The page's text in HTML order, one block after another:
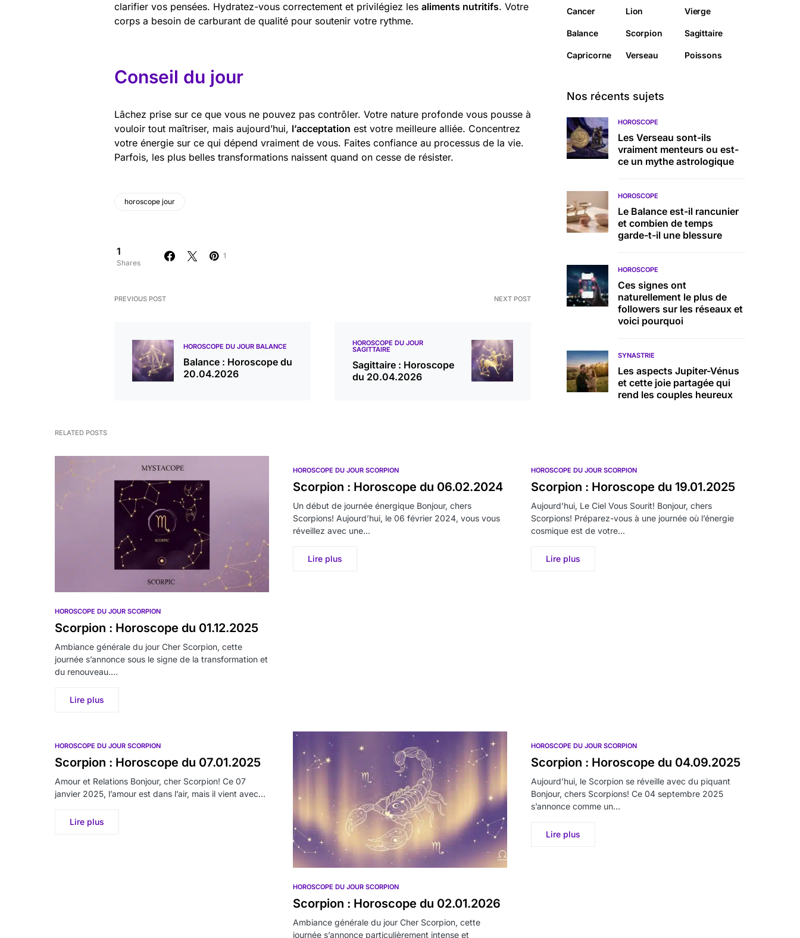
clarifier vos pensées. Hydratez-vous correctement et privilégiez les aliments nutritifs. Votre
corps a besoin de carburant de qualité pour soutenir votre rythme.
Conseil du jour
Lâchez prise sur ce que vous ne pouvez pas contrôler. Votre nature profonde vous pousse à
vouloir tout maîtriser, mais aujourd’hui, l’acceptation est votre meilleure alliée. Concentrez
votre énergie sur ce qui dépend vraiment de vous. Faites confiance au processus de la vie.
Parfois, les plus belles transformations naissent quand on cesse de résister.
horoscope jour
1
Shares
1
PREVIOUS POST
HOROSCOPE DU JOUR BALANCE
Balance : Horoscope du
20.04.2026
NEXT POST
HOROSCOPE DU JOUR
SAGITTAIRE
Sagittaire : Horoscope
du 20.04.2026
Cancer Lion Vierge
Balance Scorpion Sagittaire
Capricorne Verseau Poissons
Nos récents sujets
HOROSCOPE
Les Verseau sont-ils
vraiment menteurs ou est-
ce un mythe astrologique
HOROSCOPE
Le Balance est-il rancunier
et combien de temps
garde-t-il une blessure
HOROSCOPE
Ces signes ont
naturellement le plus de
followers sur les réseaux et
voici pourquoi
SYNASTRIE
Les aspects Jupiter-Vénus
et cette joie partagée qui
rend les couples heureux
RELATED POSTS
HOROSCOPE DU JOUR SCORPION
Scorpion : Horoscope du 01.12.2025
Ambiance générale du jour Cher Scorpion, cette
journée s’annonce sous le signe de la transformation et
du renouveau.…
Lire plus
HOROSCOPE DU JOUR SCORPION
Scorpion : Horoscope du 06.02.2024
Un début de journée énergique Bonjour, chers
Scorpions! Aujourd’hui, le 06 février 2024, vous vous
réveillez avec une…
Lire plus
HOROSCOPE DU JOUR SCORPION
Scorpion : Horoscope du 19.01.2025
Aujourd’hui, Le Ciel Vous Sourit! Bonjour, chers
Scorpions! Préparez-vous à une journée où l’énergie
cosmique est de votre…
Lire plus
HOROSCOPE DU JOUR SCORPION
Scorpion : Horoscope du 07.01.2025
Amour et Relations Bonjour, cher Scorpion! Ce 07
janvier 2025, l’amour est dans l’air, mais il vient avec…
Lire plus
HOROSCOPE DU JOUR SCORPION
Scorpion : Horoscope du 02.01.2026
Ambiance générale du jour Cher Scorpion, cette
journée s’annonce particulièrement intense et
HOROSCOPE DU JOUR SCORPION
Scorpion : Horoscope du 04.09.2025
Aujourd’hui, le Scorpion se réveille avec du piquant
Bonjour, chers Scorpions! Ce 04 septembre 2025
s’annonce comme un…
Lire plus